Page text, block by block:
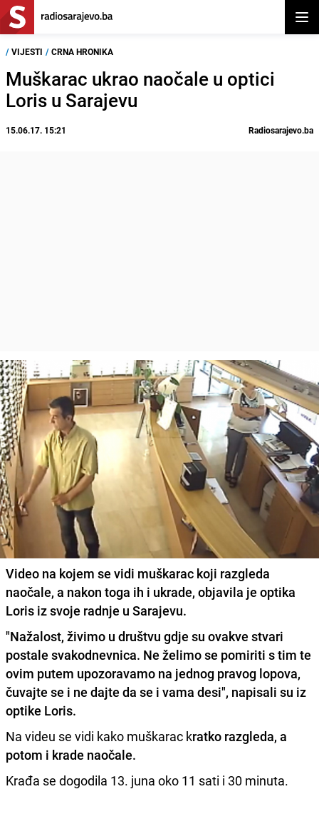
/ VIJESTI / CRNA HRONIKA
Muškarac ukrao naočale u optici
Loris u Sarajevu
15.06.17. 15:21 Radiosarajevo.ba
Video na kojem se vidi muškarac koji razgleda
naočale, a nakon toga ih i ukrade, objavila je optika
Loris iz svoje radnje u Sarajevu.
"Nažalost, živimo u društvu gdje su ovakve stvari
postale svakodnevnica. Ne želimo se pomiriti s tim te
ovim putem upozoravamo na jednog pravog lopova,
čuvajte se i ne dajte da se i vama desi", napisali su iz
optike Loris.
Na videu se vidi kako muškarac kratko razgleda, a
potom i krade naočale.
Krađa se dogodila 13. juna oko 11 sati i 30 minuta.